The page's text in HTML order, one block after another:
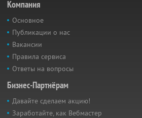
Компания
Основное
Публикации о нас
Вакансии
Правила сервиса
Ответы на вопросы
Бизнес-Партнёрам
Давайте сделаем акцию!
Заработайте, как Вебмастер